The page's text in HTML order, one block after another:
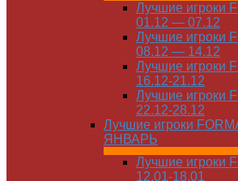
Лучшие игроки
01.12 — 07.12
Лучшие игроки
08.12 — 14.12
Лучшие игроки
16.12-21.12
Лучшие игроки
22.12-28.12
Лучшие игроки
ЯНВАРЬ
Лучшие игроки
12.01-18.01